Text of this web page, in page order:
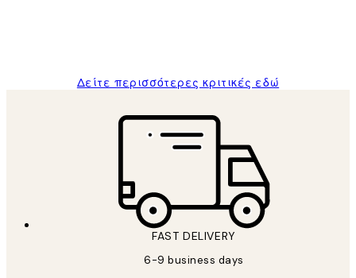
Δείτε περισσότερες κριτικές εδώ
FAST DELIVERY
6-9 business days